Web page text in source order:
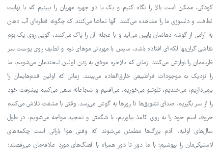
کودکی، ممکن است بالا را نگاه کنیم و یک یا دو چهره مهربان را ببینیم که با نهایت
لطافت و دلسوزی ما را مشاهده می‌کنند. آنها تماشا می‌کنند که چگونه قطره‌ای آب دهان
به آرامی از گوشه دهانمان پایین می‌آید و با عجله آن را پاک می‌کنند، گویی روی یک بوم
نقاشی گران‌بها لکه‌ای افتاده باشد، سپس با مهربانی موهای نرم و لطیف روی پوست سر
ظریفمان را نوازش می‌کنند. زمانی که بالاخره موفق به زدن اولین لبخندمان می‌شویم، ما
را نزدیک به موجودات فراطبیعی خارق‌العاده می‌بینند. زمانی که اولین قدم‌هایمان را
برمی‌داریم، می‌خندیم، تلوتلو می‌خوریم، می‌افتیم و شجاعانه سعی می‌کنیم پیشرفت خود
را از سر بگیریم، صدای تشویق‌ها تا روزها به گوش می‌رسد. وقتی با مشقت تلاش می‌کنیم
حروف اسم خود را به روی کاغذ بیاوریم، با شگفتی و تمجید مواجه می‌شویم. در طول
سال‌های اولیه، آدم بزرگ‌ها مطمئن می‌شوند که وقتی هوا بارانی است چکمه‌های
لاستیکی‌مان را بپوشیم؛ با ما دور تا دور همراه با آهنگ‌های مورد علاقه‌مان می‌رقصند؛